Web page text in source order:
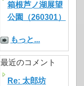
箱根芦ノ湖展望
公園（260301）
もっと...
最近のコメント
Re: 太郎坊